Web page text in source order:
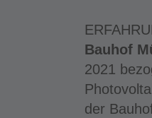
Bauhof
2021
der